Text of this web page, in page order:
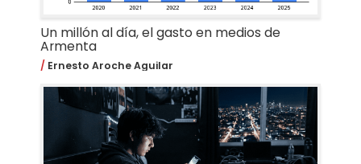
Un millón al día, el gasto en medios de
Armenta
Ernesto Aroche Aguilar